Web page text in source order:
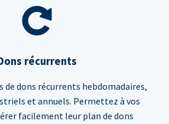
récurrents
de dons récurrents hebdomadaires,
et annuels. Permettez à vos
facilement leur plan de dons